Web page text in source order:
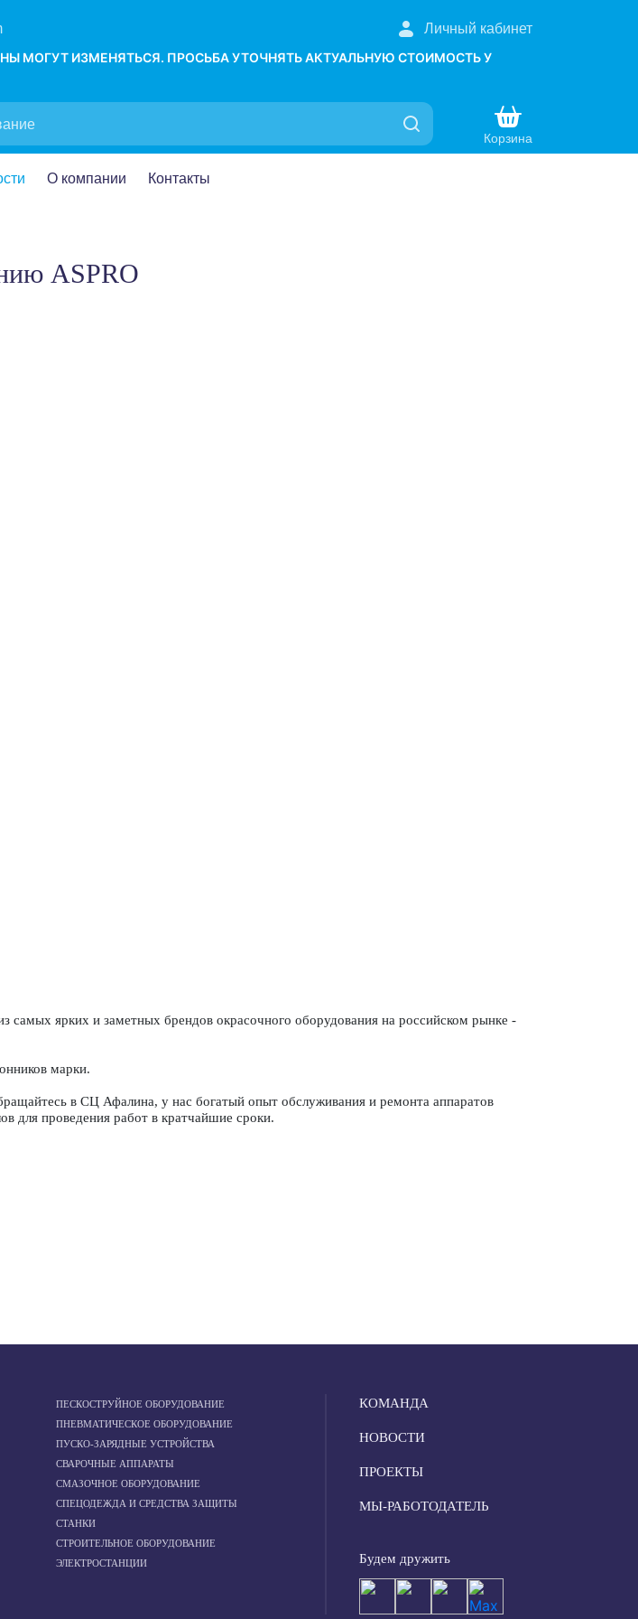
Личный кабинет
МОГУТ ИЗМЕНЯТЬСЯ. ПРОСЬБА УТОЧНЯТЬ АКТУАЛЬНУЮ СТОИМОСТЬ У
Корзина
О компании Контакты
ASPRO
ярких и заметных брендов окрасочного оборудования на российском рынке -
марки.
в СЦ Афалина, у нас богатый опыт обслуживания и ремонта аппаратов
для проведения работ в кратчайшие сроки.
ПЕСКОСТРУЙНОЕ ОБОРУДОВАНИЕ
ПНЕВМАТИЧЕСКОЕ ОБОРУДОВАНИЕ
ПУСКО-ЗАРЯДНЫЕ УСТРОЙСТВА
СВАРОЧНЫЕ АППАРАТЫ
СМАЗОЧНОЕ ОБОРУДОВАНИЕ
СПЕЦОДЕЖДА И СРЕДСТВА ЗАЩИТЫ
СТАНКИ
СТРОИТЕЛЬНОЕ ОБОРУДОВАНИЕ
ЭЛЕКТРОСТАНЦИИ
КОМАНДА
НОВОСТИ
ПРОЕКТЫ
МЫ-РАБОТОДАТЕЛЬ
Будем дружить